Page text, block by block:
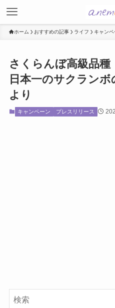
ホーム おすすめの記事 ライフ キャンペ
さくらんぼ高級品
日本一のサクラン
より
キャンペーン プレスリリース